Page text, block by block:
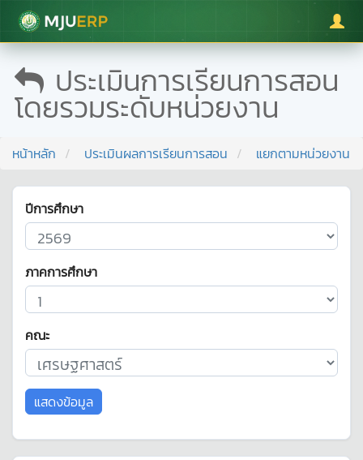
มหาวิทยาลัยแม่โจ้
ประเมินการเรียนการสอน
โดยรวมระดับหน่วยงาน
หน้าหลัก ประเมินผลการเรียนการสอน แยกตามหน่วยงาน
ปีการศึกษา
ภาคการศึกษา
คณะ
แสดงข้อมูล